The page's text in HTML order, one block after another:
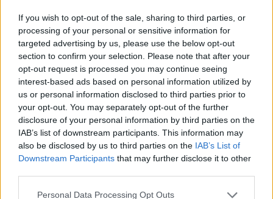
If you wish to opt-out of the sale, sharing to third parties, or
processing of your personal or sensitive information for
targeted advertising by us, please use the below opt-out
section to confirm your selection. Please note that after your
opt-out request is processed you may continue seeing
interest-based ads based on personal information utilized by
us or personal information disclosed to third parties prior to
your opt-out. You may separately opt-out of the further
disclosure of your personal information by third parties on the
IAB’s list of downstream participants. This information may
also be disclosed by us to third parties on the IAB’s List of
Downstream Participants that may further disclose it to other
Personal Data Processing Opt Outs
Classic Mantra
Riepilogo stagione
Titolare 15 - 39%
Entrato 13 - 34
Squalificato 0 - 0%
Infortunato 0 - 0%